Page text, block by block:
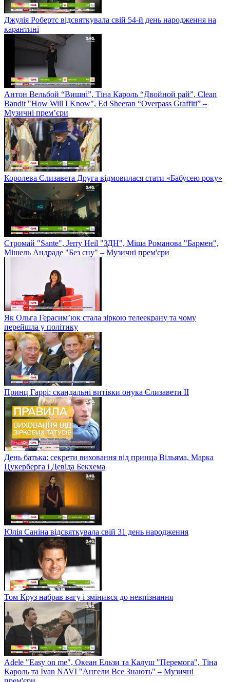
Джулія Робертс відсвяткувала свій 54-й день народження на
карантині
Антон Вельбой “Вишні”, Тіна Кароль “Двойной рай”, Clean
Bandit "How Will I Know", Ed Sheeran “Overpass Graffiti” –
Музичні прем’єри
Королева Єлизавета Друга відмовилася стати «Бабусею року»
Стромай "Sante", Jerry Heil "ЗДН", Міша Романова "Бармен",
Мішель Андраде "Без сну" – Музичні прем'єри
Як Ольга Герасим’юк стала зіркою телеекрану та чому
перейшла у політику
Принц Гаррі: скандальні витівки онука Єлизавети II
День батька: секрети виховання від принца Вільяма, Марка
Цукерберга і Девіда Бекхема
Юлія Саніна відсвяткувала свій 31 день народження
Том Круз набрав вагу і змінився до невпізнання
Adele "Easy on me", Океан Ельзи та Калуш "Перемога", Тіна
Кароль та Ivan NAVI "Ангели Все Знають" – Музичні